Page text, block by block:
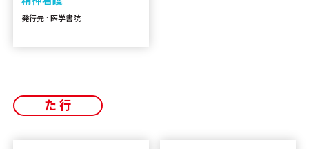
発行元 : 医学書院
た行